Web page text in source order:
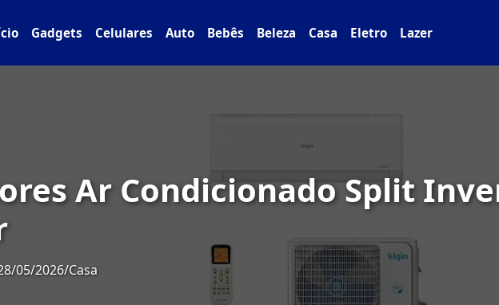
Gadgets Celulares Auto Bebês Beleza Casa Eletro Lazer
Ar Condicionado Split
05/2026/Casa